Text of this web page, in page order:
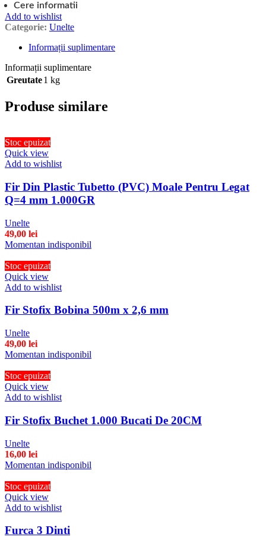
Cere informatii
Add to wishlist
Categorie: Unelte
Informații suplimentare
Informații suplimentare
Greutate1 kg
Produse similare
Stoc epuizat
Quick view
Add to wishlist
Fir Din Plastic Tubetto (PVC) Moale Pentru Legat
Q=4 mm 1.000GR
Unelte
49,00 lei
Momentan indisponibil
Stoc epuizat
Quick view
Add to wishlist
Fir Stofix Bobina 500m x 2,6 mm
Unelte
49,00 lei
Momentan indisponibil
Stoc epuizat
Quick view
Add to wishlist
Fir Stofix Buchet 1.000 Bucati De 20CM
Unelte
16,00 lei
Momentan indisponibil
Stoc epuizat
Quick view
Add to wishlist
Furca 3 Dinti